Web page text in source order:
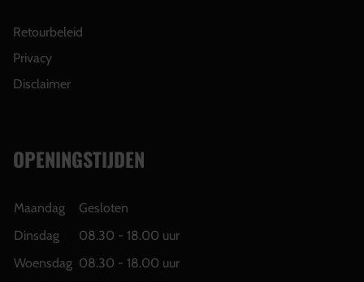
Retourbeleid
Privacy
Disclaimer
OPENINGSTIJDEN
Maandag
Gesloten
Dinsdag
08.30 - 18.00 uur
Woensdag 08.30 - 18.00 uur